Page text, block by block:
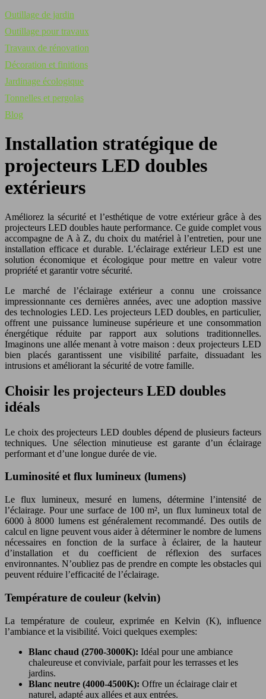
Outillage de jardin
Outillage pour travaux
Travaux de rénovation
Décoration et finitions
Jardinage écologique
Tonnelles et pergolas
Blog
Installation stratégique de
projecteurs LED doubles
extérieurs
Améliorez la sécurité et l’esthétique de votre extérieur grâce à des
projecteurs LED doubles haute performance. Ce guide complet vous
accompagne de A à Z, du choix du matériel à l’entretien, pour une
installation efficace et durable. L’éclairage extérieur LED est une
solution économique et écologique pour mettre en valeur votre
propriété et garantir votre sécurité.
Le marché de l’éclairage extérieur a connu une croissance
impressionnante ces dernières années, avec une adoption massive
des technologies LED. Les projecteurs LED doubles, en particulier,
offrent une puissance lumineuse supérieure et une consommation
énergétique réduite par rapport aux solutions traditionnelles.
Imaginons une allée menant à votre maison : deux projecteurs LED
bien placés garantissent une visibilité parfaite, dissuadant les
intrusions et améliorant la sécurité de votre famille.
Choisir les projecteurs LED doubles
idéals
Le choix des projecteurs LED doubles dépend de plusieurs facteurs
techniques. Une sélection minutieuse est garante d’un éclairage
performant et d’une longue durée de vie.
Luminosité et flux lumineux (lumens)
Le flux lumineux, mesuré en lumens, détermine l’intensité de
l’éclairage. Pour une surface de 100 m², un flux lumineux total de
6000 à 8000 lumens est généralement recommandé. Des outils de
calcul en ligne peuvent vous aider à déterminer le nombre de lumens
nécessaires en fonction de la surface à éclairer, de la hauteur
d’installation et du coefficient de réflexion des surfaces
environnantes. N’oubliez pas de prendre en compte les obstacles qui
peuvent réduire l’efficacité de l’éclairage.
Température de couleur (kelvin)
La température de couleur, exprimée en Kelvin (K), influence
l’ambiance et la visibilité. Voici quelques exemples:
Blanc chaud (2700-3000K): Idéal pour une ambiance
chaleureuse et conviviale, parfait pour les terrasses et les
jardins.
Blanc neutre (4000-4500K): Offre un éclairage clair et
naturel, adapté aux allées et aux entrées.